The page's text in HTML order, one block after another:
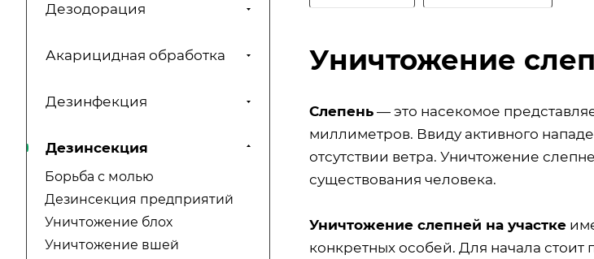
Уничтожение
Слепень — это насекомое
миллиметров. Ввиду активного
отсутствии ветра. Уничтожение
существования человека.
Уничтожение слепней на участке
конкретных особей. Для начала
Дезодорация
Акарицидная обработка
Дезинфекция
Дезинсекция
Борьба с молью
Дезинсекция предприятий
Уничтожение блох
Уничтожение вшей